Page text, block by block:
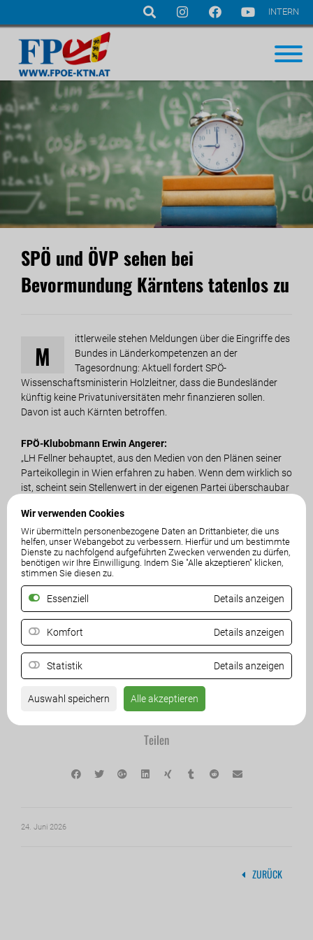
Navigation
überspringen
Wir verwenden Cookies
Wir übermitteln personenbezogene Daten an Drittanbieter, die uns
helfen, unser Webangebot zu verbessern. Hierfür und um bestimmte
Dienste zu nachfolgend aufgeführten Zwecken verwenden zu dürfen,
benötigen wir Ihre Einwilligung. Indem Sie "Alle akzeptieren" klicken,
stimmen Sie diesen zu.
Essenziell Details anzeigen
Komfort Details anzeigen
Statistik Details anzeigen
Auswahl speichern Alle akzeptieren
INTERN
SPÖ und ÖVP sehen bei
Bevormundung Kärntens tatenlos zu
M
ittlerweile stehen Meldungen über die Eingriffe des
Bundes in Länderkompetenzen an der
Tagesordnung: Aktuell fordert SPÖ-
Wissenschaftsministerin Holzleitner, dass die Bundesländer
künftig keine Privatuniversitäten mehr finanzieren sollen.
Davon ist auch Kärnten betroffen.
FPÖ-Klubobmann Erwin Angerer:
„LH Fellner behauptet, aus den Medien von den Plänen seiner
Parteikollegin in Wien erfahren zu haben. Wenn dem wirklich so
ist, scheint sein Stellenwert in der eigenen Partei überschaubar
Anstatt sich falsch empört zu zeigen, sollte sich LH Fellner in
Wien endlich und nachhaltig für die Interessen Kärntens stark
machen. Nach dem Erneuerbaren-Ausbau-
Beschleunigungsgesetz (EABG), das massiv in die
Kompetenzen der Bundesländer eingreift, folgt schon der
nächste Streich der Bundesregierung: Nun soll auch
vorgeschrieben werden, welche Investitionen Kärnten im
Bildungsbereich tätigen darf. Dieser Aushöhlung der
Entscheidungsmacht Kärntens stellen wir uns entschlossen in
den Weg: Wie das Geld des Landes Kärnten verteilt wird, darf
einzig und allein in Kärnten entschieden werden.“
Teilen
24. Juni 2026
ZURÜCK